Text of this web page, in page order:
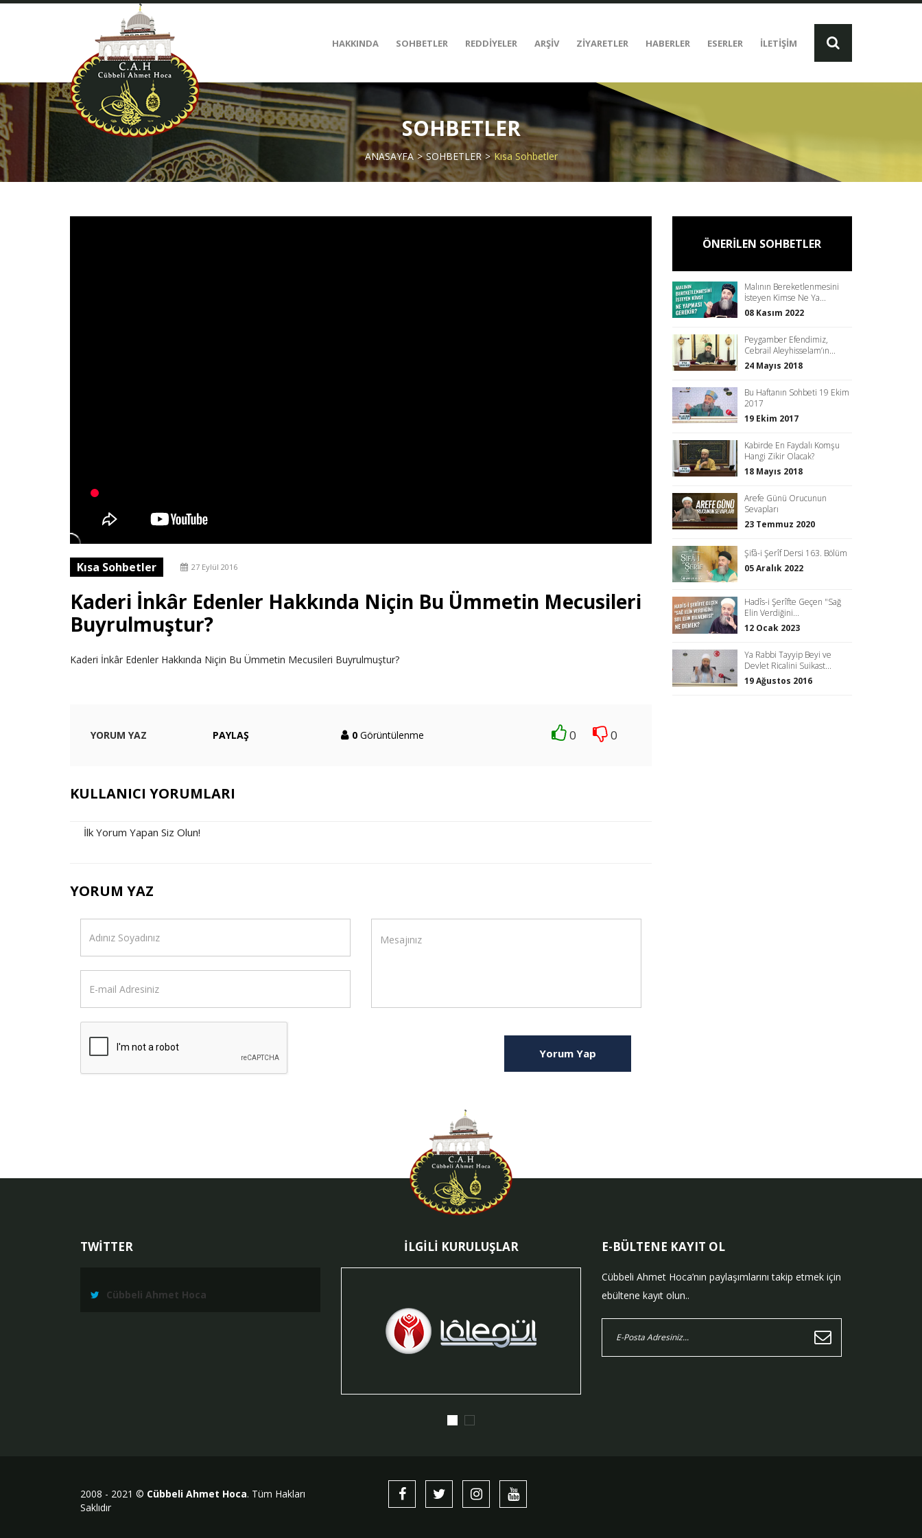
HAKKINDA SOHBETLER REDDİYELER ARŞİV ZİYARETLER HABERLER ESERLER İLETİŞİM
SOHBETLER
ANASAYFA SOHBETLER Kısa Sohbetler
Kısa Sohbetler 27 Eylül 2016
Kaderi İnkâr Edenler Hakkında Niçin Bu Ümmetin Mecusileri
Buyrulmuştur?
Kaderi İnkâr Edenler Hakkında Niçin Bu Ümmetin Mecusileri Buyrulmuştur?
YORUM YAZ PAYLAŞ 0 Görüntülenme 0 0
KULLANICI YORUMLARI
İlk Yorum Yapan Siz Olun!
YORUM YAZ
Yorum Yap
ÖNERİLEN SOHBETLER
Malının Bereketlenmesini
İsteyen Kimse Ne Ya...
08 Kasım 2022
Peygamber Efendimiz,
Cebrail Aleyhisselam’ın...
24 Mayıs 2018
Bu Haftanın Sohbeti 19 Ekim
2017
19 Ekim 2017
Kabirde En Faydalı Komşu
Hangi Zikir Olacak?
18 Mayıs 2018
Arefe Günü Orucunun
Sevapları
23 Temmuz 2020
Şifâ-i Şerîf Dersi 163. Bölüm
05 Aralık 2022
Hadîs-i Şerîfte Geçen "Sağ
Elin Verdiğini...
12 Ocak 2023
Ya Rabbi Tayyip Beyi ve
Devlet Ricalini Suikast...
19 Ağustos 2016
TWİTTER
Cübbeli Ahmet Hoca
İLGİLİ KURULUŞLAR E-BÜLTENE KAYIT OL
Cübbeli Ahmet Hoca’nın paylaşımlarını takip etmek için
ebültene kayıt olun..
2008 - 2021 © Cübbeli Ahmet Hoca. Tüm Hakları
Saklıdır